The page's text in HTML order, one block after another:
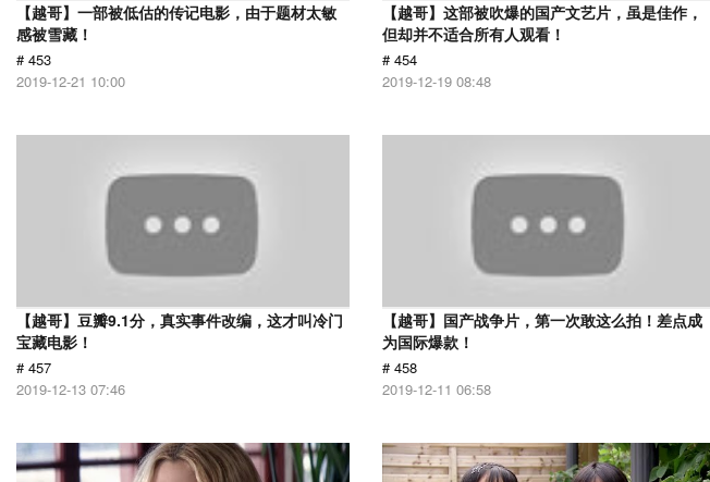
【越哥】一部被低估的传记电影，由于题材太敏
感被雪藏！
# 453
2019-12-21 10:00
【越哥】这部被吹爆的国产文艺片，虽是佳作，
但却并不适合所有人观看！
# 454
2019-12-19 08:48
【越哥】豆瓣9.1分，真实事件改编，这才叫冷门
宝藏电影！
# 457
2019-12-13 07:46
【越哥】国产战争片，第一次敢这么拍！差点成
为国际爆款！
# 458
2019-12-11 06:58